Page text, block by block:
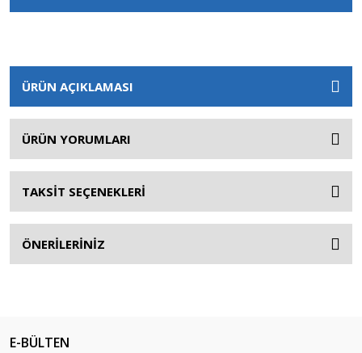
ÜRÜN AÇIKLAMASI
ÜRÜN YORUMLARI
TAKSİT SEÇENEKLERİ
ÖNERİLERİNİZ
E-BÜLTEN